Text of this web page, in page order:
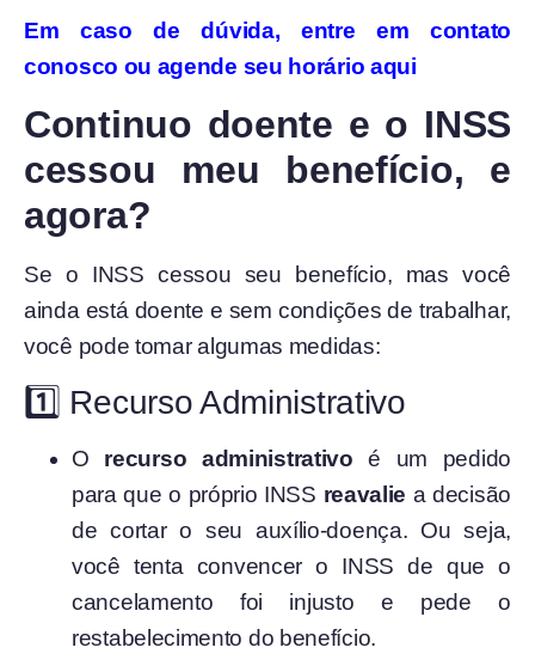
Em caso de dúvida, entre em contato
conosco ou agende seu horário aqui
Continuo doente e o INSS
cessou meu benefício, e
agora?
Se o INSS cessou seu benefício, mas você
ainda está doente e sem condições de trabalhar,
você pode tomar algumas medidas:
1️⃣ Recurso Administrativo
O recurso administrativo é um pedido
para que o próprio INSS reavalie a decisão
de cortar o seu auxílio-doença. Ou seja,
você tenta convencer o INSS de que o
cancelamento foi injusto e pede o
restabelecimento do benefício.